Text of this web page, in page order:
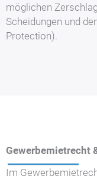
möglichen
Scheidungen und
Protection).
Gewerbemietrecht
Im